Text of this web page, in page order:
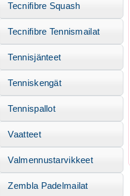
Tecnifibre Squash
Tecnifibre Tennismailat
Tennisjänteet
Tenniskengät
Tennispallot
Vaatteet
Valmennustarvikkeet
Zembla Padelmailat